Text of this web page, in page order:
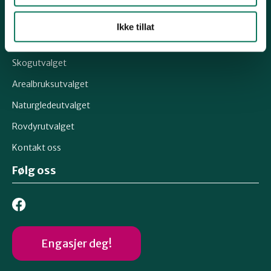
Ikke tillat
Snarveier
Klimautvalget
Skogutvalget
Arealbruksutvalget
Naturgledeutvalget
Rovdyrutvalget
Kontakt oss
Følg oss
Engasjer deg!